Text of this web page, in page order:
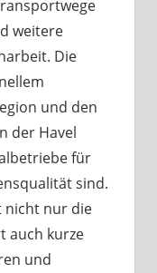
weitere
Die
und den
der Havel
für
sind.
nicht nur die
auch kurze
und